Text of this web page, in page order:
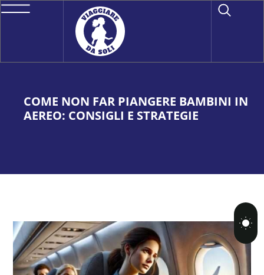
COME NON FAR PIANGERE BAMBINI IN
AEREO: CONSIGLI E STRATEGIE